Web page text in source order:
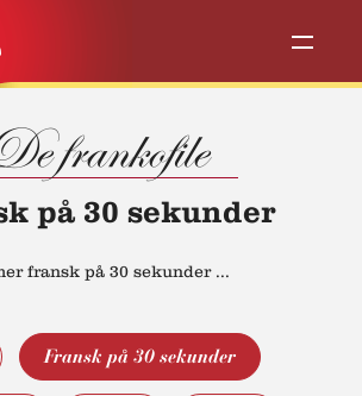
frankofile
på 30 sekunder
fransk på 30 sekunder ...
Fransk på 30 sekunder